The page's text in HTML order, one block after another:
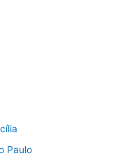
Paulo